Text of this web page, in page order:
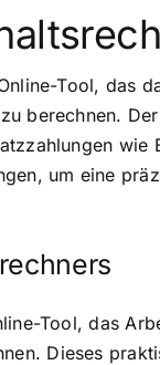
Tool, das
berechnen.
um eine
Tool, das
Dieses